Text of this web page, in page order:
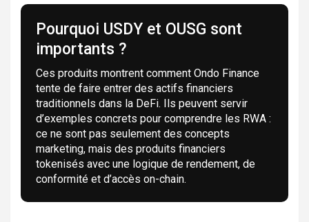
Pourquoi USDY et OUSG sont
importants ?
Ces produits montrent comment Ondo Finance
tente de faire entrer des actifs financiers
traditionnels dans la DeFi. Ils peuvent servir
d’exemples concrets pour comprendre les RWA :
ce ne sont pas seulement des concepts
marketing, mais des produits financiers
tokenisés avec une logique de rendement, de
conformité et d’accès on-chain.